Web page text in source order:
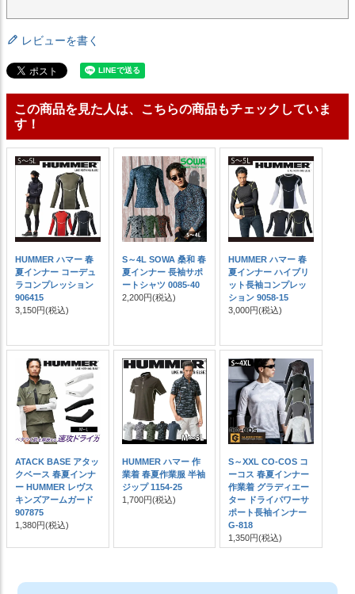
レビューを書く
この商品を見た人は、こちらの商品もチェックしていま
す！
HUMMER ハマー 春
夏インナー コーデュ
ラコンプレッション
906415
3,150円(税込)
S～4L SOWA 桑和 春
夏インナー 長袖サポ
ートシャツ 0085-40
2,200円(税込)
HUMMER ハマー 春
夏インナー ハイブリ
ット長袖コンプレッ
ション 9058-15
3,000円(税込)
ATACK BASE アタッ
クベース 春夏インナ
ー HUMMER レヴス
キンズアームガード
907875
1,380円(税込)
HUMMER ハマー 作
業着 春夏作業服 半袖
ジップ 1154-25
1,700円(税込)
S～XXL CO-COS コ
ーコス 春夏インナー
作業着 グラディエー
ター ドライパワーサ
ポート長袖インナー
G-818
1,350円(税込)